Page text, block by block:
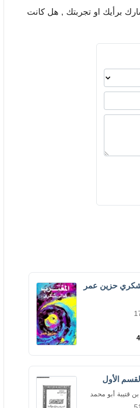
برأيك او تجربتك , هل كانت
شكري حزين عمر
الأول
قتيبة أبو محمد